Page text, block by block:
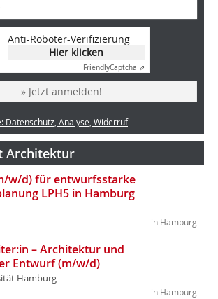
Anti-Roboter-Verifizierung
Hier klicken
FriendlyCaptcha ⇗
» Jetzt anmelden!
Datenschutz, Analyse, Widerruf
Architektur
w/d) für entwurfsstarke
LPH5 in Hamburg
in Hamburg
– Architektur und
Entwurf (m/w/d)
Hamburg
in Hamburg